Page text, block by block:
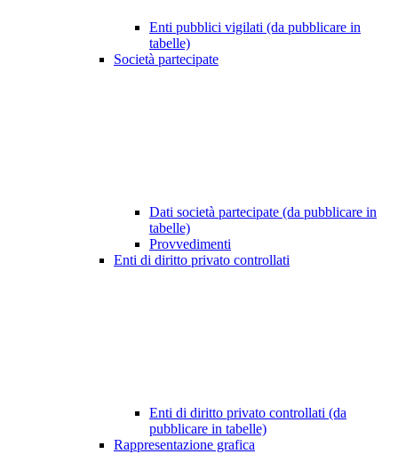
Enti pubblici vigilati (da pubblicare in
tabelle)
Società partecipate
Dati società partecipate (da pubblicare in
tabelle)
Provvedimenti
Enti di diritto privato controllati
Enti di diritto privato controllati (da
pubblicare in tabelle)
Rappresentazione grafica